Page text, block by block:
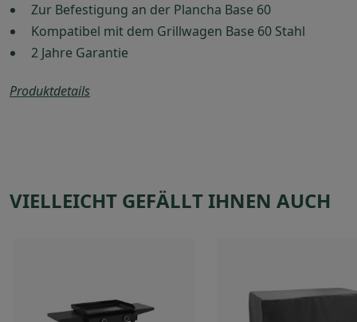
Zur Befestigung an der Plancha Base 60
Kompatibel mit dem Grillwagen Base 60 Stahl
2 Jahre Garantie
Produktdetails
VIELLEICHT GEFÄLLT IHNEN AUCH